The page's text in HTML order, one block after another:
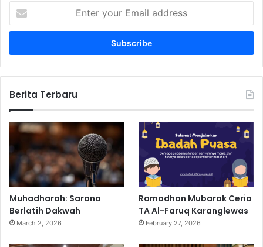
t
r
y
u
m
i
a
d
r
e
Berita Terbaru
Muhadharah: Sarana
Berlatih Dakwah
March 2, 2026
Ramadhan Mubarak Ceria
TA Al-Faruq Karanglewas
February 27, 2026